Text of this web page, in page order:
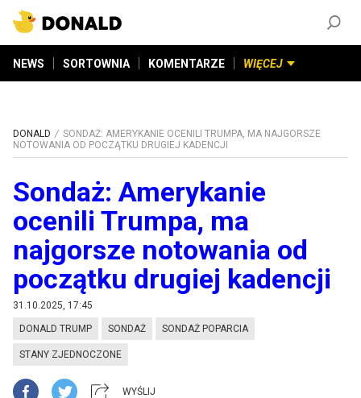
NEWS SORTOWNIA KOMENTARZE WIĘCEJ
DONALD
SONDAŻ: AMERYKANIE OCENILI TRUMPA, MA NAJGORSZE
NOTOWANIA OD POCZĄTKU DRUGIEJ KADENCJI
Sondaż: Amerykanie
ocenili Trumpa, ma
najgorsze notowania od
początku drugiej kadencji
31.10.2025, 17:45
DONALD TRUMP SONDAŻ SONDAŻ POPARCIA
STANY ZJEDNOCZONE
WYŚLIJ